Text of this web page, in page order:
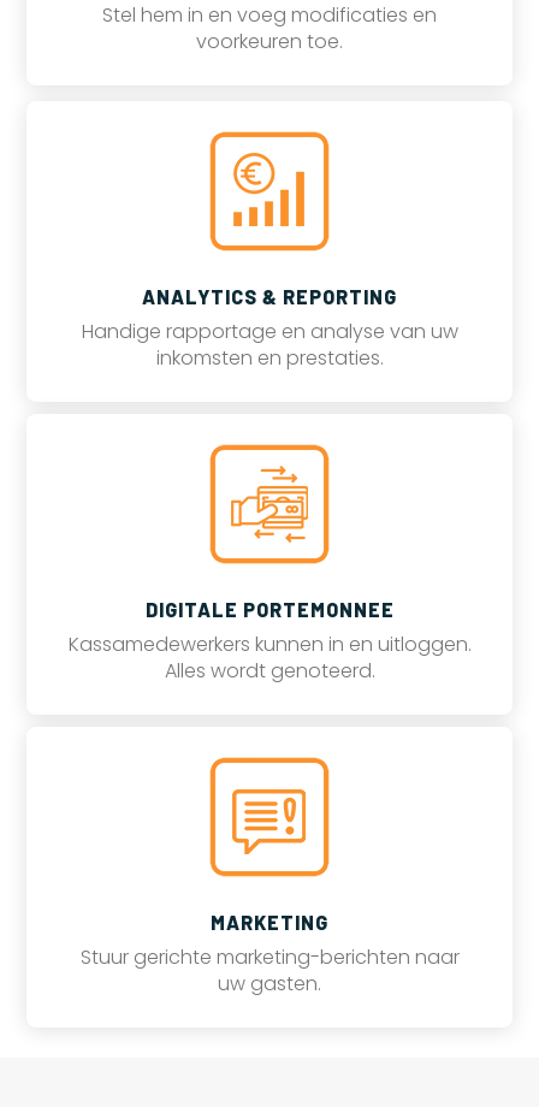
Stel hem in en voeg modificaties en
voorkeuren toe.
ANALYTICS & REPORTING
Handige rapportage en analyse van uw
inkomsten en prestaties.
DIGITALE PORTEMONNEE
Kassamedewerkers kunnen in en uitloggen.
Alles wordt genoteerd.
MARKETING
Stuur gerichte marketing-berichten naar
uw gasten.